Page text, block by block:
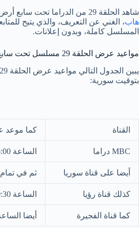
شاهد الحلقة 29 من الدراما تحت سابع أرض عبر موقع
هاب، الغني عن التعريف، والذي يتيح
المسلسل كاملة، وبدون إعلانات.
مواعيد عرض الحلقة 29 مسلسل تحت سابع أرض
بتوقيت سورية:
القناة كما موعد
MBC دراما الساعة 5:00 مساءً
أيضا على قناة سوريا ثم في تمام
كذلك قناة رؤيا الساعة 9:30 مساءً
كما قناة الفجيرة أيضا الساعة 10:15